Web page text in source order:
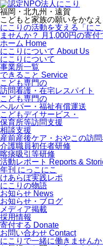
福岡・北九州・遠賀
こどもと家族の願いをかな
にこりの活動を支える「に
ませんか？
月1,000円の寄付
ホーム Home
にこりについて About Us
にこりについて
事業所一覧
できること Service
こども専門の
訪問看護・在宅レスパイト
こども専門の
ヘルパー・福祉有償運送
こどもデイサービス・
保育所等訪問支援
相談支援
産前産後ケア・おやこの訪
介護職員初任者研修
喀痰吸引等研修
活動レポート Reports &
年刊 にっこにこ
けあらぼ実践レポ
にこりの物語
お知らせ News
お知らせ・ブログ
メディア掲載
採用情報
寄付する Donate
お問い合わせ Contact
にこりで一緒に働きませんか